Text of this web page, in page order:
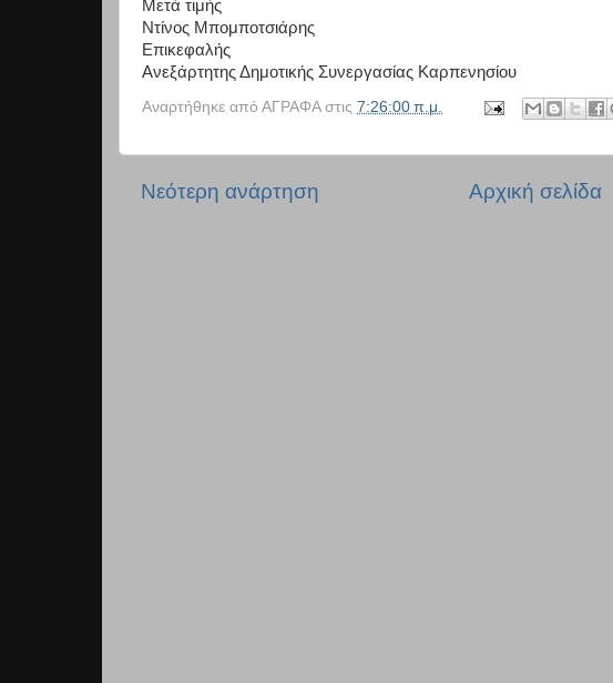
Μετά τιμής
Ντίνος Μπομποτσιάρης
Επικεφαλής
Ανεξάρτητης Δημοτικής Συνεργασίας Καρπενησίου
Αναρτήθηκε από ΑΓΡΑΦΑ στις 7:26:00 π.μ.
Νεότερη ανάρτηση Αρχική σελίδα